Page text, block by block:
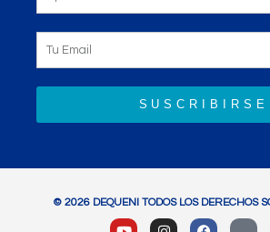
SUSCRIBIRSE
© 2026 DEQUENI TODOS LOS DERECHOS